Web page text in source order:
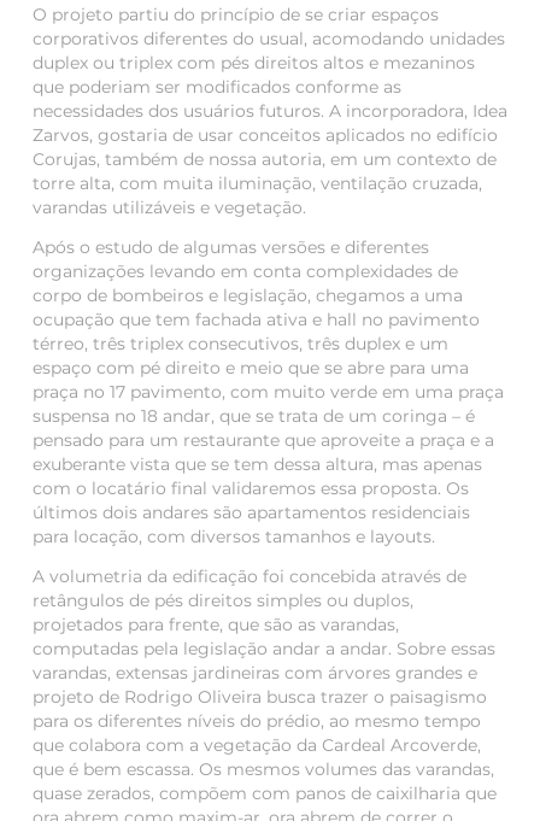
O projeto partiu do princípio de se criar espaços
corporativos diferentes do usual, acomodando unidades
duplex ou triplex com pés direitos altos e mezaninos
que poderiam ser modificados conforme as
necessidades dos usuários futuros. A incorporadora, Idea
Zarvos, gostaria de usar conceitos aplicados no edifício
Corujas, também de nossa autoria, em um contexto de
torre alta, com muita iluminação, ventilação cruzada,
varandas utilizáveis e vegetação.
Após o estudo de algumas versões e diferentes
organizações levando em conta complexidades de
corpo de bombeiros e legislação, chegamos a uma
ocupação que tem fachada ativa e hall no pavimento
térreo, três triplex consecutivos, três duplex e um
espaço com pé direito e meio que se abre para uma
praça no 17 pavimento, com muito verde em uma praça
suspensa no 18 andar, que se trata de um coringa – é
pensado para um restaurante que aproveite a praça e a
exuberante vista que se tem dessa altura, mas apenas
com o locatário final validaremos essa proposta. Os
últimos dois andares são apartamentos residenciais
para locação, com diversos tamanhos e layouts.
A volumetria da edificação foi concebida através de
retângulos de pés direitos simples ou duplos,
projetados para frente, que são as varandas,
computadas pela legislação andar a andar. Sobre essas
varandas, extensas jardineiras com árvores grandes e
projeto de Rodrigo Oliveira busca trazer o paisagismo
para os diferentes níveis do prédio, ao mesmo tempo
que colabora com a vegetação da Cardeal Arcoverde,
que é bem escassa. Os mesmos volumes das varandas,
quase zerados, compõem com panos de caixilharia que